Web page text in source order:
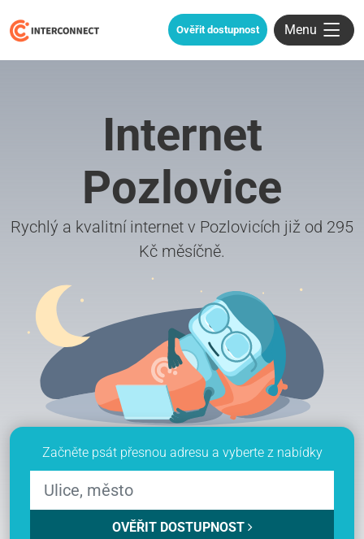
Ověřit dostupnost Menu
Internet
Pozlovice
Rychlý a kvalitní internet v Pozlovicích již od 295
Kč měsíčně.
Začněte psát přesnou adresu a vyberte z nabídky
OVĚŘIT DOSTUPNOST